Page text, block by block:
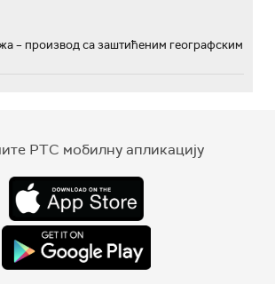
– производ са заштићеним географским
РТС мобилну апликацију